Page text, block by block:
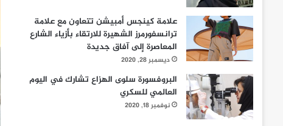
علامة كينجس أمبيشن تتعاون مع علامة
ترانسفورمرز الشهيرة للارتقاء بأزياء الشارع
المعاصرة إلى آفاق جديدة
ديسمبر 28, 2020
البروفسورة سلوى الهزاع تشارك في اليوم
العالمي للسكري
نوفمبر 18, 2020